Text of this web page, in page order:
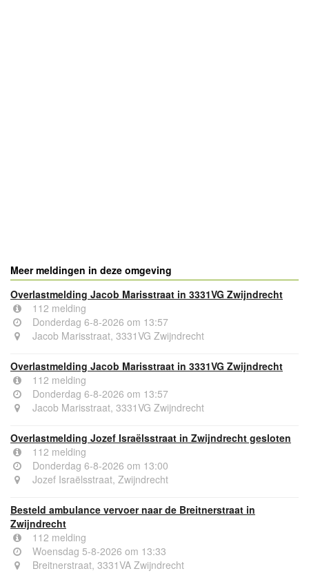
Meer meldingen in deze omgeving
Overlastmelding Jacob Marisstraat in 3331VG Zwijndrecht
112 melding
Donderdag 6-8-2026 om 13:57
Jacob Marisstraat, 3331VG Zwijndrecht
Overlastmelding Jacob Marisstraat in 3331VG Zwijndrecht
112 melding
Donderdag 6-8-2026 om 13:57
Jacob Marisstraat, 3331VG Zwijndrecht
Overlastmelding Jozef Israëlsstraat in Zwijndrecht gesloten
112 melding
Donderdag 6-8-2026 om 13:00
Jozef Israëlsstraat, Zwijndrecht
Besteld ambulance vervoer naar de Breitnerstraat in
Zwijndrecht
112 melding
Woensdag 5-8-2026 om 13:33
Breitnerstraat, 3331VA Zwijndrecht